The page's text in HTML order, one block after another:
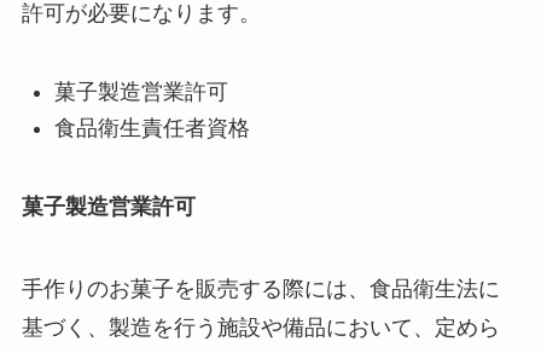
許可が必要になります。
菓子製造営業許可
食品衛生責任者資格
菓子製造営業許可
手作りのお菓子を販売する際には、食品衛生法に
基づく、製造を行う施設や備品において、定めら